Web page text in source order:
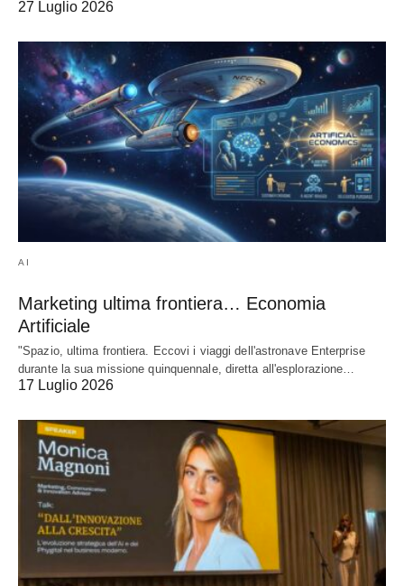
27 Luglio 2026
AI
Marketing ultima frontiera… Economia
Artificiale
"Spazio, ultima frontiera. Eccovi i viaggi dell'astronave Enterprise
durante la sua missione quinquennale, diretta all'esplorazione…
17 Luglio 2026